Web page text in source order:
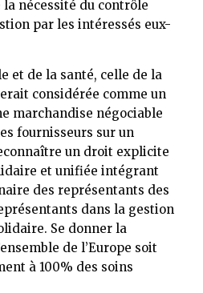
nécessité du contrôle
par les intéressés eux-
et de la santé, celle de la
considérée comme un
marchandise négociable
fournisseurs sur un
un droit explicite
et unifiée intégrant
des représentants des
dans la gestion
Se donner la
de l’Europe soit
à 100% des soins